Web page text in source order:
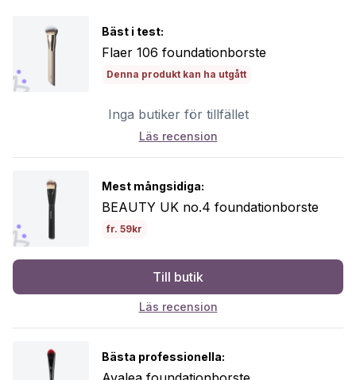
Bäst i test:
Flaer 106 foundationborste
Denna produkt kan ha utgått
Inga butiker för tillfället
Läs recension
Mest mångsidiga:
BEAUTY UK no.4 foundationborste
fr. 59kr
Till butik
Läs recension
Bästa professionella: